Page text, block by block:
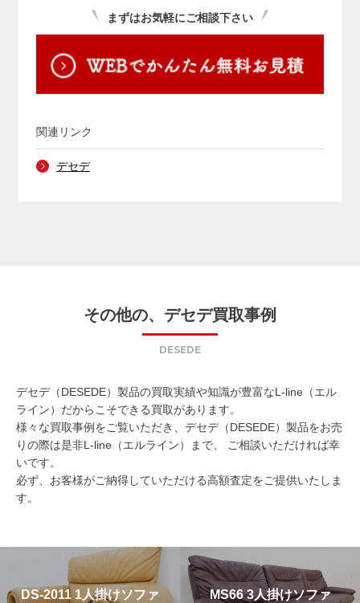
まずはお気軽にご相談下さい
関連リンク
デセデ
その他の、デセデ買取事例
DESEDE
デセデ（DESEDE）製品の買取実績や知識が豊富なL-line（エル
ライン）だからこそできる買取があります。
様々な買取事例をご覧いただき、デセデ（DESEDE）製品をお売
りの際は是非L-line（エルライン）まで、 ご相談いただければ幸
いです。
必ず、お客様がご納得していただける高額査定をご提供いたしま
す。
DS-2011 1人掛けソファ MS66 3人掛けソファ